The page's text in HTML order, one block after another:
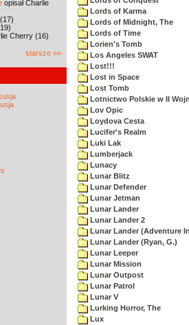
opisał Charlie
Cherry (16)
starsze »»
Lords of Karma
Lords of Midnight, The
Lords of Time
Lorien's Tomb
Los Angeles SWAT
Lost!!!
Lost in Space
Lost Tomb
Lotnictwo Polskie w II
Lov Opic
Loydova Cesta
Lucifer's Realm
Luki Lak
Lumberjack
Lunacy
Lunar Blitz
Lunar Defender
Lunar Jetman
Lunar Lander
Lunar Lander 2
Lunar Lander (Adventure
Lunar Lander (Ryan, G.)
Lunar Leeper
Lunar Mission
Lunar Outpost
Lunar Patrol
Lunar V
Lurking Horror, The
Lux